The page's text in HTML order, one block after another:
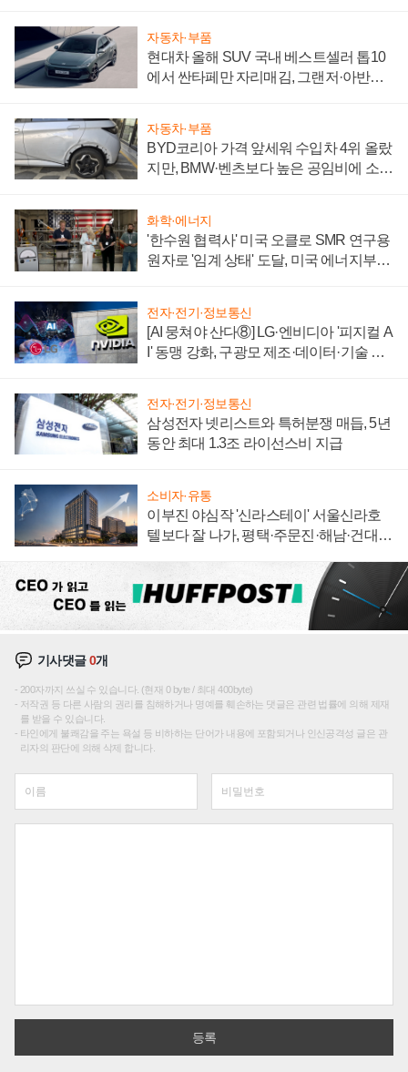
자동차·부품
현대차 올해 SUV 국내 베스트셀러 톱10
에서 싼타페만 자리매김, 그랜저·아반떼
자동차·부품
BYD코리아 가격 앞세워 수입차 4위 올랐
지만, BMW·벤츠보다 높은 공임비에 소비
화학·에너지
'한수원 협력사' 미국 오클로 SMR 연구용
원자로 '임계 상태' 도달, 미국 에너지부
전자·전기·정보통신
[AI 뭉쳐야 산다⑧] LG·엔비디아 '피지컬 A
I' 동맹 강화, 구광모 제조·데이터·기술 결
전자·전기·정보통신
삼성전자 넷리스트와 특허분쟁 매듭, 5년
동안 최대 1.3조 라이선스비 지급
소비자·유통
이부진 야심작 '신라스테이' 서울신라호
텔보다 잘 나가, 평택·주문진·해남·건대로
기사댓글0개
200자까지 쓰실 수 있습니다. (현재 0 byte / 최대 400byte)
저작권 등 다른 사람의 권리를 침해하거나 명예를 훼손하는 댓글은 관련 법률에 의해 제재
를 받을 수 있습니다.
타인에게 불쾌감을 주는 욕설 등 비하하는 단어가 내용에 포함되거나 인신공격성 글은 관
리자의 판단에 의해 삭제 합니다.